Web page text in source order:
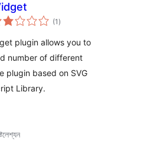
(1 টা
মুঠ)
plugin allows you to
number of different
plugin based on SVG
Library.